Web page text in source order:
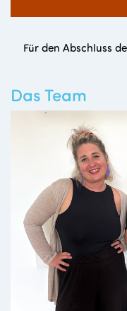
Für den Abschluss
Das Team